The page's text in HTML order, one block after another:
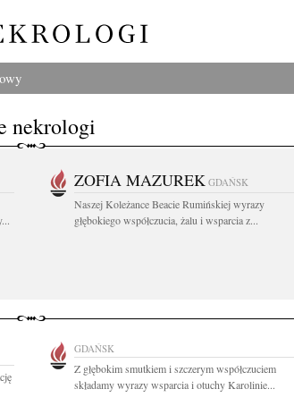
nekrologi
ZOFIA MAZUREK GDAŃSK
Naszej Koleżance Beacie Rumińskiej wyrazy
głębokiego współczucia, żalu i wsparcia z...
GDAŃSK
Z głębokim smutkiem i szczerym współczuciem
składamy wyrazy wsparcia i otuchy Karolinie...